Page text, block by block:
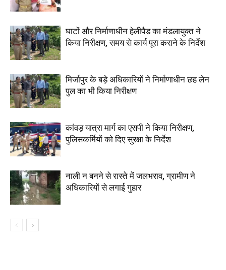
घाटों और निर्माणाधीन हेलीपैड का मंडलायुक्त ने
किया निरीक्षण, समय से कार्य पूरा कराने के निर्देश
मिर्जापुर के बड़े अधिकारियों ने निर्माणाधीन छह लेन
पुल का भी किया निरीक्षण
कांवड़ यात्रा मार्ग का एसपी ने किया निरीक्षण,
पुलिसकर्मियों को दिए सुरक्षा के निर्देश
नाली न बनने से रास्ते में जलभराव, ग्रामीण ने
अधिकारियों से लगाई गुहार